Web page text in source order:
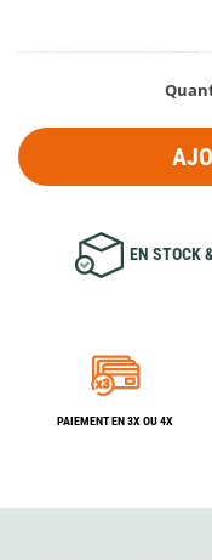
EN STOCK
PAIEMENT EN 3X OU 4X